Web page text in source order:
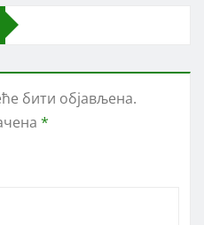
бити објављена.
*